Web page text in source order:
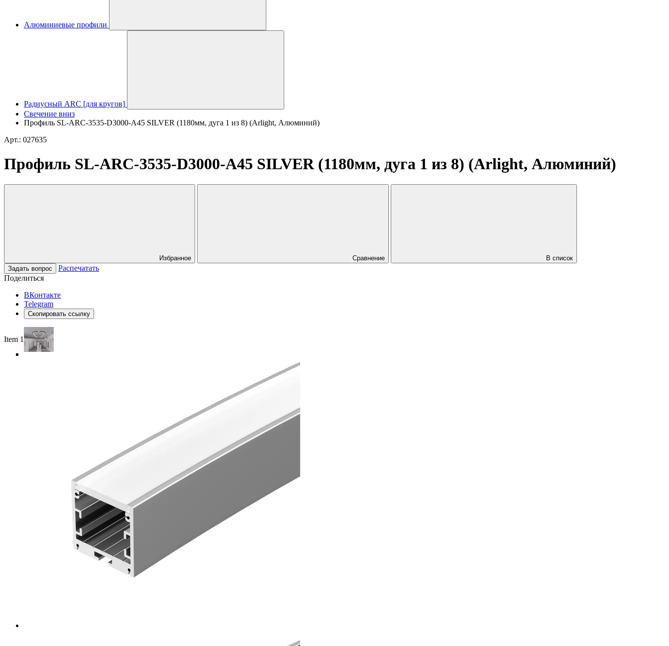
Алюминиевые профили
Радиусный ARC [для кругов]
Свечение вниз
Профиль SL-ARC-3535-D3000-A45 SILVER (1180мм, дуга 1 из 8) (Arlight, Алюминий)
Арт.: 027635
Профиль SL-ARC-3535-D3000-A45 SILVER (1180мм, дуга 1 из 8) (Arlight, Алюминий)
Избранное Сравнение
В список
Задать вопрос
Распечатать
Поделиться
ВКонтакте
Telegram
Скопировать ссылку
Item 1 of 6